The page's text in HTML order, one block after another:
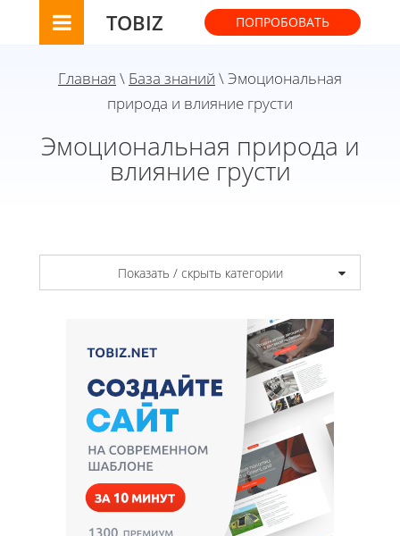
TOBIZ ПОПРОБОВАТЬ
Главная \ База знаний \ Эмоциональная
природа и влияние грусти
Эмоциональная природа и
влияние грусти
Показать / скрыть категории